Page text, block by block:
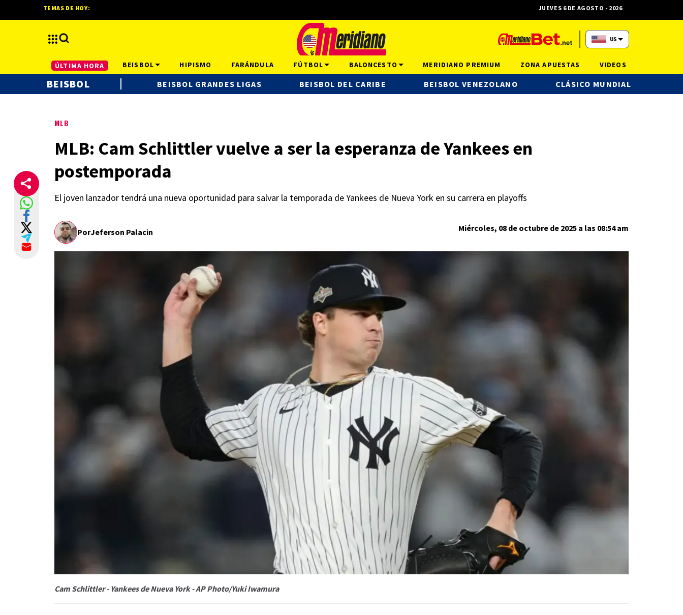
MLB
MLB: Cam Schlittler vuelve a ser la esperanza de Yankees en
postemporada
El joven lanzador tendrá una nueva oportunidad para salvar la temporada de Yankees de Nueva York en su carrera en playoffs
PorJeferson Palacin Miércoles, 08 de octubre de 2025 a las 08:54 am
Cam Schlittler - Yankees de Nueva York - AP Photo/Yuki Iwamura
TEMAS DE HOY: JUEVES 6 DE AGOSTO - 2026
US
ÚLTIMA HORA BEISBOL
BEISBOL BEISBOL GRANDES LIGAS BEISBOL DEL CARIBE BEISBOL VENEZOLANO CLÁSICO MUNDIAL
HIPISMO FARÁNDULA FÚTBOL BALONCESTO MERIDIANO PREMIUM ZONA APUESTAS VIDEOS